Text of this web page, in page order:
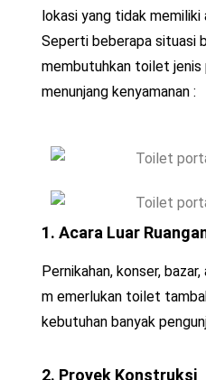
lokasi yang tidak
Seperti beberapa situasi
membutuhkan toilet
menunjang kenyamanan :
1. Acara Luar
Pernikahan, konser,
m emerlukan toilet
kebutuhan banyak
2. Proyek Konstruksi